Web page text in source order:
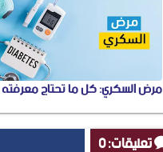
مرض السكري: كل ما تحتاج معرفته
تعليقات: 0